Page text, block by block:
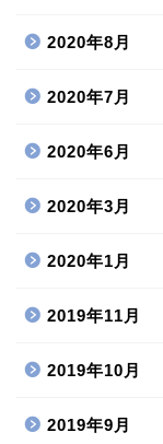
2020年8月
2020年7月
2020年6月
2020年3月
2020年1月
2019年11月
2019年10月
2019年9月